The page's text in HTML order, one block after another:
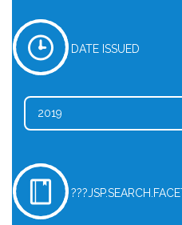
DATE ISSUED
2019